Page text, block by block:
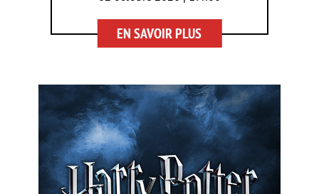
EN SAVOIR PLUS